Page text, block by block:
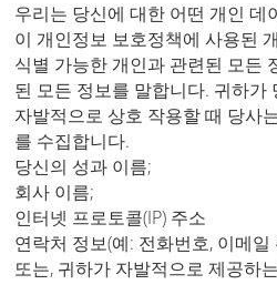
우리는 당신에 대한 어떤 개인 데
이 개인정보 보호정책에 사용된
식별 가능한 개인과 관련된 모든
된 모든 정보를 말합니다. 귀하가
자발적으로 상호 작용할 때 당사
를 수집합니다.
당신의 성과 이름;
회사 이름;
인터넷 프로토콜(IP) 주소
연락처 정보(예: 전화번호, 이메일
또는, 귀하가 자발적으로 제공하